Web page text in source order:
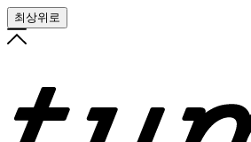
최상위로